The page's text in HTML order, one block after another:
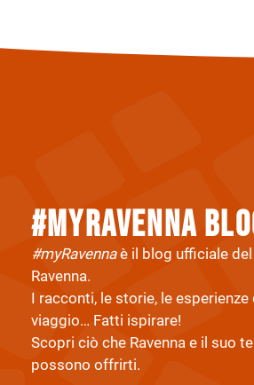
#myravenna
#myRavennaè il blog ufficiale
Ravenna.
I racconti, le storie, le esperienze
viaggio… Fatti ispirare!
Scopri ciò che Ravenna e il suo
possono offrirti.